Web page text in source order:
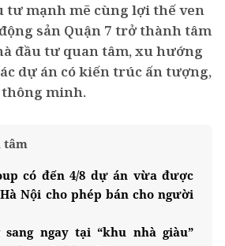
tư mạnh mẽ cùng lợi thế ven
sản Quận 7 trở thành tâm
đầu tư quan tâm, xu hướng
dự án có kiến trúc ấn tượng,
minh.
tâm
có đến 4/8 dự án vừa được
Nội cho phép bán cho người
sang ngay tại “khu nhà giàu”